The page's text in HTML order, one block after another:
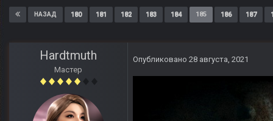
НАЗАД 180 181 182 183 184 185 186 187
Hardtmuth
Мастер
Опубликовано 28 августа, 2021